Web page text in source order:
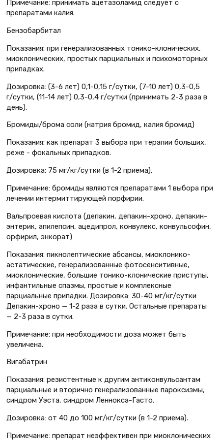
Примечание: принимать ацетазоламид следует с
препаратами калия.
Бензобарбитал
Показания: при генерализованных тонико-клонических,
миоклонических, простых парциальных и психомоторных
припадках.
Дозировка: (3-6 лет) 0,1-0,15 г/сутки, (7-10 лет) 0,3-0,5
г/cутки, (11-14 лет) 0,3-0,4 г/сутки (принимать 2-3 раза в
день).
Бромиды/брома соли (натрия бромид, калия бромид)
Показания: как препарат 3 выбора при терапии больших,
реже - фокальных припадков.
Дозировка: 75 мг/кг/сутки (в 1-2 приема).
Примечание: бромиды являются препаратами 1 выбора при
лечении интермиттирующей порфирии.
Вальпроевая кислота (депакин, депакин-хроно, депакин-
энтерик, апилепсин, ацедипрол, конвулекс, конвульсофин,
орфирил, энкорат)
Показания: пикнолептические абсансы, миоклонико-
астатические, генерализованные фотосенситивные,
миоклонические, большие тонико-клонические приступы,
инфантильные спазмы, простые и комплексные
парциальные припадки. Дозировка: 30-40 мг/кг/сутки
Депакин-хроно — 1-2 раза в сутки. Остальные препараты
— 2-3 раза в сутки.
Примечание: при необходимости доза может быть
увеличена.
Вигабатрин
Показания: резистентные к другим антиконвульсантам
парциальные и вторично генерализованные пароксизмы,
синдром Уэста, синдром Леннокса-Гасто.
Дозировка: от 40 до 100 мг/кг/сутки (в 1-2 приема).
Примечание: препарат неэффективен при миоклонических